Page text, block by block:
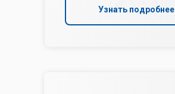
Узнать подробнее